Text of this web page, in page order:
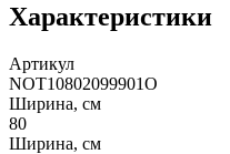
Характеристики
Артикул
NOT10802099901O
Ширина, см
80
Ширина, см